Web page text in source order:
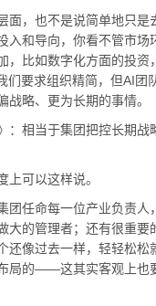
，也不是说简单地只是
入和导向，你看不管市场
，比如数字化方面的投资
们要求组织精简，但AI团
略、更为长期的事情。
相当于集团把控长期战
可以这样说。
任命每一位产业负责人
大的管理者；还有很重要
还像过去一样，轻轻松松
局的——这其实客观上也